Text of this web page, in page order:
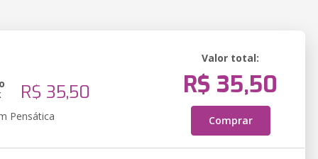
R$ 35,50
Pensática
Valor total:
R$ 35,50
Comprar